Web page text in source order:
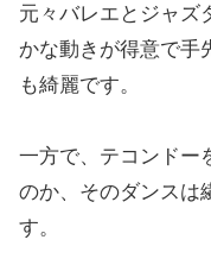
元々バレエとジャズ
かな動きが得意で手
も綺麗です。
一方で、テコンドー
のか、そのダンスは
す。